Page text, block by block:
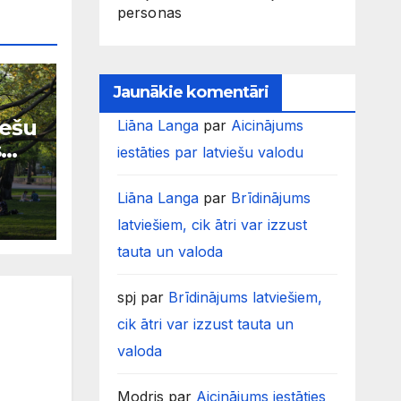
personas
Jaunākie komentāri
Liāna Langapar Aicinājums
iestāties par latviešu valodu
Liāna Langapar Brīdinājums
latviešiem, cik ātri var izzust
tauta un valoda
spjpar Brīdinājums latviešiem,
cik ātri var izzust tauta un
valoda
Modris par Aicinājums iestāties